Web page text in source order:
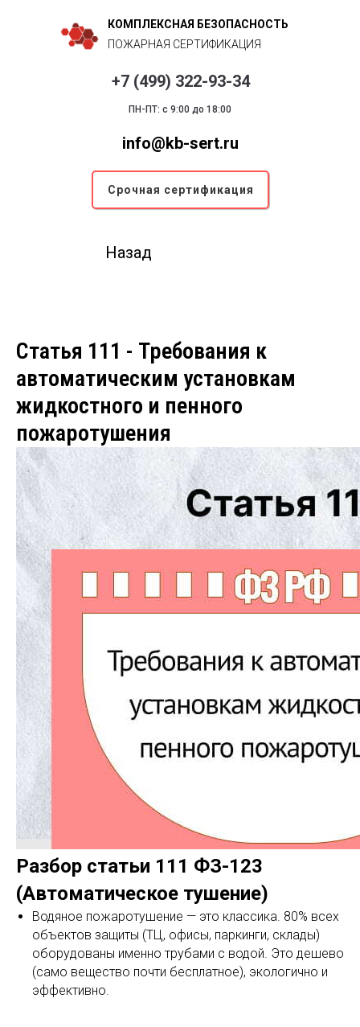
info@kb-sert.ru
КОМПЛЕКСНАЯ БЕЗОПАСНОСТЬ
ПОЖАРНАЯ СЕРТИФИКАЦИЯ
Срочная сертификация
ПН-ПТ: с 9:00 до 18:00
+7 (499) 322-93-34
Назад
Статья 111 - Требования к
автоматическим установкам
жидкостного и пенного
пожаротушения
Разбор статьи 111 ФЗ-123
(Автоматическое тушение)
Водяное пожаротушение — это классика. 80% всех
объектов защиты (ТЦ, офисы, паркинги, склады)
оборудованы именно трубами с водой. Это дешево
(само вещество почти бесплатное), экологично и
эффективно.